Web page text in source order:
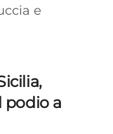
e
podio a